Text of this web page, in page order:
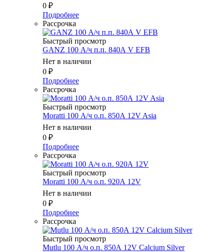
0 ₽
Подробнее
Рассрочка
Быстрый просмотр
GANZ 100 А/ч п.п. 840А V EFB
Нет в наличии
0 ₽
Подробнее
Рассрочка
Быстрый просмотр
Moratti 100 А/ч о.п. 850А 12V Asia
Нет в наличии
0 ₽
Подробнее
Рассрочка
Быстрый просмотр
Moratti 100 А/ч о.п. 920А 12V
Нет в наличии
0 ₽
Подробнее
Рассрочка
Быстрый просмотр
Mutlu 100 А/ч о.п. 850А 12V Calcium Silver